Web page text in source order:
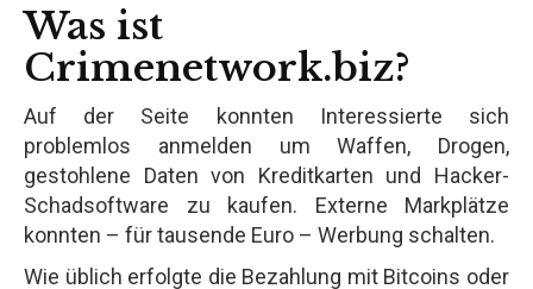
Was ist
Crimenetwork.biz?
Auf der Seite konnten Interessierte sich
problemlos anmelden um Waffen, Drogen,
gestohlene Daten von Kreditkarten und Hacker-
Schadsoftware zu kaufen. Externe Markplätze
konnten – für tausende Euro – Werbung schalten.
Wie üblich erfolgte die Bezahlung mit Bitcoins oder